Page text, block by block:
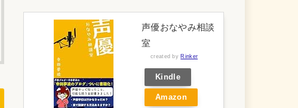
声優おなやみ相談
室
created by Rinker
Kindle
Amazon